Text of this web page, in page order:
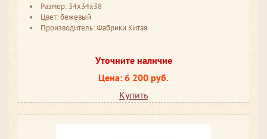
Размер: 34x34x38
Цвет: бежевый
Производитель: Фабрики Китая
Уточните наличие
Цена: 6 200 руб.
Купить